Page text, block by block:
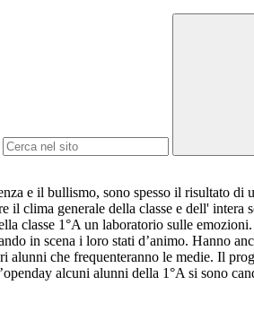
e il bullismo, sono spesso il risultato
il clima generale della classe e dell'
classe 1°A un laboratorio sulle
in scena i loro stati d’animo. Hanno
che frequenteranno le medie. Il
alcuni alunni della 1°A si sono